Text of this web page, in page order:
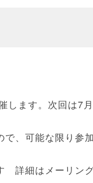
します。次回は7
、可能な限り参
詳細はメーリン